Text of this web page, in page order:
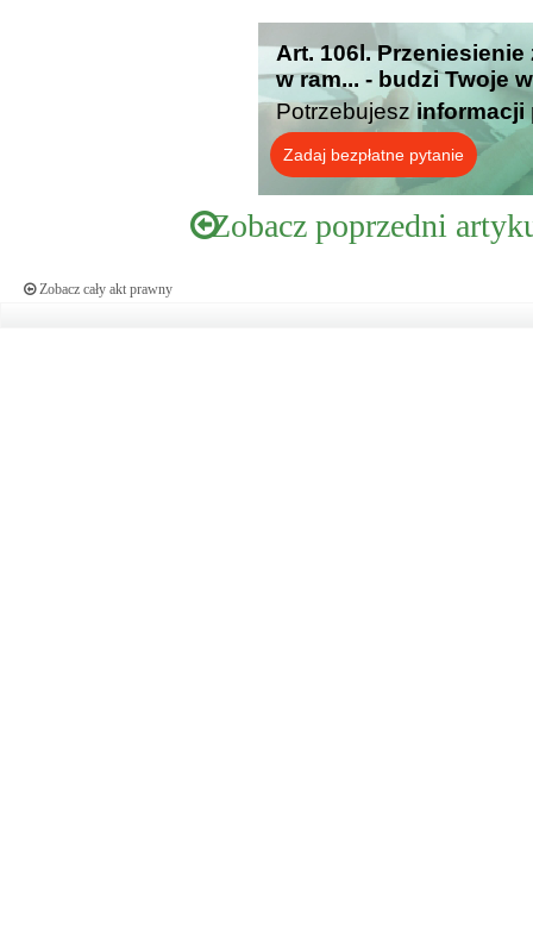
Art. 106l.
w ram... - budzi Twoje
Potrzebujesz informacji
Zadaj bezpłatne pytanie
Zobacz poprzedni
Zobacz cały akt prawny